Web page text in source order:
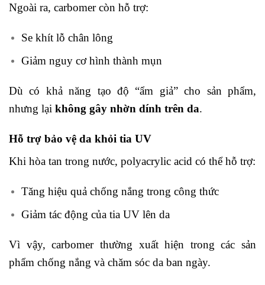
Ngoài ra, carbomer còn hỗ trợ:
Se khít lỗ chân lông
Giảm nguy cơ hình thành mụn
Dù có khả năng tạo độ “ẩm giả” cho sản phẩm,
nhưng lại không gây nhờn dính trên da.
Hỗ trợ bảo vệ da khỏi tia UV
Khi hòa tan trong nước, polyacrylic acid có thể hỗ trợ:
Tăng hiệu quả chống nắng trong công thức
Giảm tác động của tia UV lên da
Vì vậy, carbomer thường xuất hiện trong các sản
phẩm chống nắng và chăm sóc da ban ngày.